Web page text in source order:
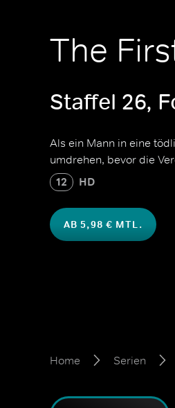
The
Staffel 26,
Als ein Mann in eine
umdrehen, bevor die
12 HD
AB 5,98 € MTL.
Home Serien